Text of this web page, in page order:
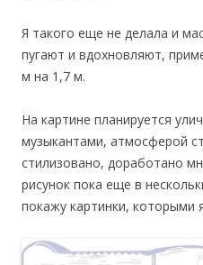
Я такого еще не делала и
пугают и вдохновляют,
м на 1,7 м.
На картине планируется
музыкантами, атмосферой
стилизовано, доработано
рисунок пока еще в
покажу картинки, которыми